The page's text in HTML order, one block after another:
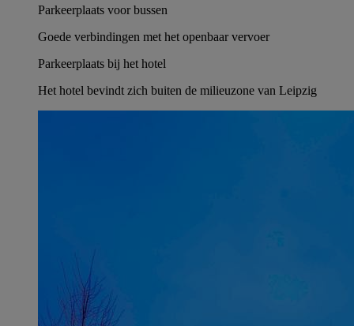
Parkeerplaats voor bussen
Goede verbindingen met het openbaar vervoer
Parkeerplaats bij het hotel
Het hotel bevindt zich buiten de milieuzone van Leipzig